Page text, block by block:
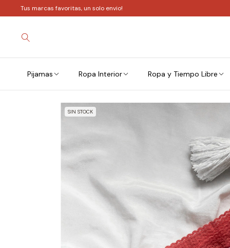
Tus marcas favoritas, un solo envio!
Pijamas Ropa Interior Ropa y Tiempo Libre
SIN STOCK